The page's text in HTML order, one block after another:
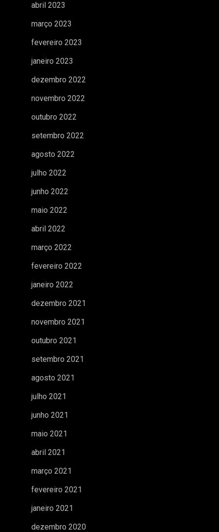
abril 2023
março 2023
fevereiro 2023
janeiro 2023
dezembro 2022
novembro 2022
outubro 2022
setembro 2022
agosto 2022
julho 2022
junho 2022
maio 2022
abril 2022
março 2022
fevereiro 2022
janeiro 2022
dezembro 2021
novembro 2021
outubro 2021
setembro 2021
agosto 2021
julho 2021
junho 2021
maio 2021
abril 2021
março 2021
fevereiro 2021
janeiro 2021
dezembro 2020